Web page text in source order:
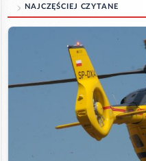
NAJCZĘŚCIEJ CZYTANE